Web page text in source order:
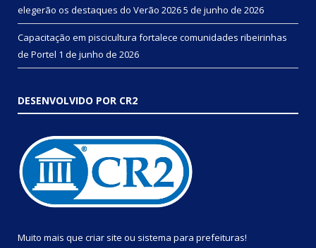
elegerão os destaques do Verão 20265 de junho de 2026
Capacitação em piscicultura fortalece comunidades ribeirinhas
de Portel 1 de junho de 2026
DESENVOLVIDO POR CR2
Muito mais que criar site ou sistema para prefeituras!